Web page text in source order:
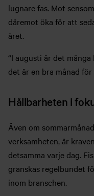
lugnare fas. Mot
däremot öka för att
året.
“I augusti är det
det är en bra månad för
Hållbarheten i
Även om
verksamheten, är
detsamma varje dag.
granskas regelbundet
inom branschen.